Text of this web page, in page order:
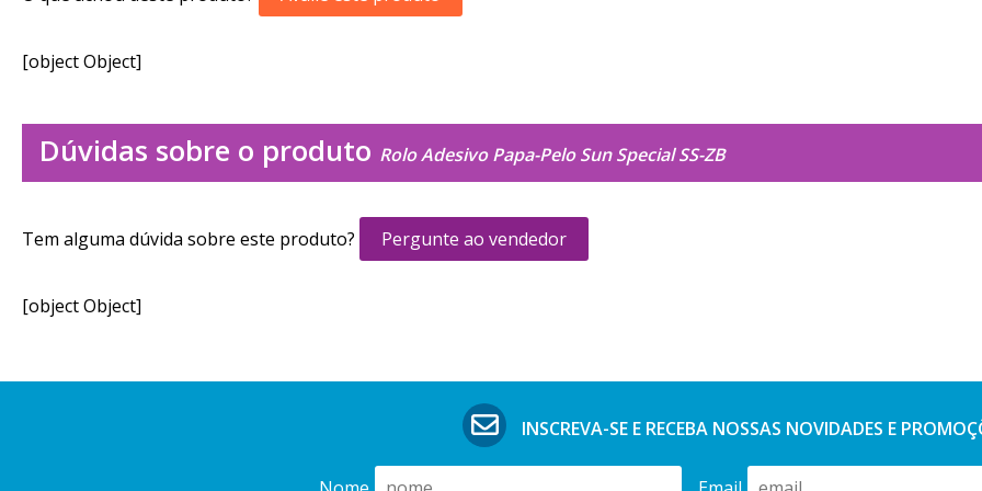
[object Object]
Dúvidas sobre o produto Rolo Adesivo Papa-Pelo Sun Special SS-ZB
Tem alguma dúvida sobre este produto? Pergunte ao vendedor
[object Object]
INSCREVA-SE E RECEBA NOSSAS NOVIDADES E